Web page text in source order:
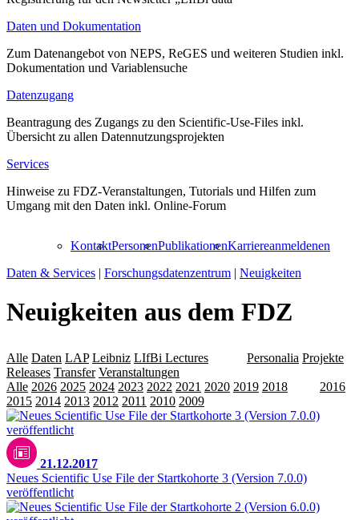
Daten und Dokumentation
Zum Datenangebot von NEPS, ReGES und weiteren Studien inkl.
Dokumentation und Variablensuche
Datenzugang
Beantragung des Zugangs zu den Scientific-Use-Files inkl.
Übersicht zu allen Datennutzungsprojekten
Services
Hinweise zu FDZ-Veranstaltungen, Tutorials und Hilfen zum
Umgang mit den Daten inkl. Online-Forum
KontaktPersonenPublikationenKarriereanmeldenen
Daten & Services | Forschungsdatenzentrum | Neuigkeiten
Neuigkeiten aus dem FDZ
Alle Daten LAP Leibniz LIfBi Lectures Personalia Projekte
Releases Transfer Veranstaltungen
Alle 2026 2025 2024 2023 2022 2021 2020 2019 2018
2016
2015 2014 2013 2012 2011 2010 2009
21.12.2017
Neues Scientific Use File der Startkohorte 3 (Version 7.0.0)
veröffentlicht